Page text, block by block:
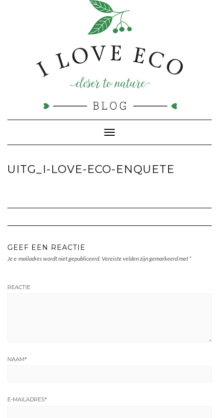
Toggle navigatie
UITG_I-LOVE-ECO-ENQUETE
GEEF EEN REACTIE
Je e-mailadres wordt niet gepubliceerd. Vereiste velden zijn gemarkeerd met *
REACTIE
NAAM*
E-MAILADRES*